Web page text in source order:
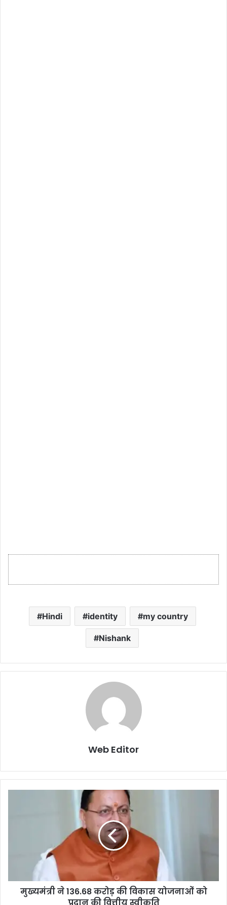
Hindi identity my country
Nishank
Web Editor
मुख्यमंत्री ने 136.68 करोड़ की विकास योजनाओं को
प्रदान की वित्तीय स्वीकृति